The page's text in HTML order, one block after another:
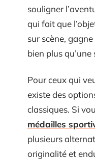
souligner
qui fait que
sur scène,
bien plus
Pour ceux qui
existe des
classiques. Si
médailles
plusieurs
originalité et